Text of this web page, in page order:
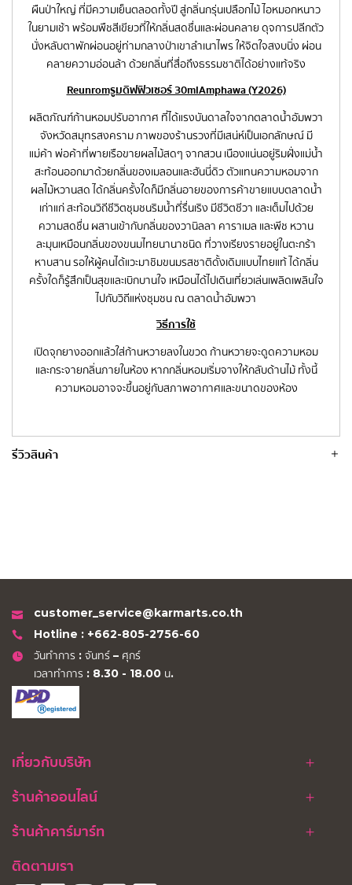
ผืนป่าใหญ่ ที่มีความเย็นตลอดทั้งปี สู่กลิ่นกรุ่นเปลือกไม้ ไอหมอกหนาว
ในยามเช้า พร้อมพืชสีเขียวที่ให้กลิ่นสดชื่นและผ่อนคลาย ดุจการปลีกตัว
นั่งหลับตาพักผ่อนอยู่ท่ามกลางป่าเขาลำเนาไพร ให้จิตใจสงบนิ่ง ผ่อน
คลายความอ่อนล้า ด้วยกลิ่นที่สื่อถึงธรรมชาติได้อย่างแท้จริง
Reunrom รูมดิฟฟิวเซอร์ 30ml Amphawa (Y2026)
ผลิตภัณฑ์ก้านหอมปรับอากาศ ที่ได้แรงบันดาลใจจากตลาดน้ำอัมพวา
จังหวัดสมุทรสงคราม ภาพของร้านรวงที่มีเสน่ห์เป็นเอกลักษณ์ มี
แม่ค้า พ่อค้าที่พายเรือขายผลไม้สดๆ จากสวน เนืองแน่นอยู่ริมฝั่งแม่น้ำ
สะท้อนออกมาด้วยกลิ่นของเมลอนและฮันนี่ดิว ตัวแทนความหอมจาก
ผลไม้หวานสด ได้กลิ่นครั้งใดก็มีกลิ่นอายของการค้าขายแบบตลาดน้ำ
เก่าแก่ สะท้อนวิถีชีวิตชุมชนริมน้ำที่รื่นเริง มีชีวิตชีวา และเต็มไปด้วย
ความสดชื่น ผสานเข้ากับกลิ่นของวานิลลา คาราเมล และพีช หวาน
ละมุนเหมือนกลิ่นของขนมไทยนานาชนิด ที่วางเรียงรายอยู่ในตะกร้า
หาบสาน รอให้ผู้คนได้แวะมาชิมขนมรสชาติดั้งเดิมแบบไทยแท้ ได้กลิ่น
ครั้งใดก็รู้สึกเป็นสุขและเบิกบานใจ เหมือนได้ไปเดินเที่ยวเล่นเพลิดเพลินใจ
ไปกับวิถีแห่งชุมชน ณ ตลาดน้ำอัมพวา
วิธีการใช้
เปิดจุกยางออกแล้วใส่ก้านหวายลงในขวด ก้านหวายจะดูดความหอม
และกระจายกลิ่นภายในห้อง หากกลิ่นหอมเริ่มจางให้กลับด้านไม้ ทั้งนี้
ความหอมอาจจะขึ้นอยู่กับสภาพอากาศและขนาดของห้อง
รีวิวสินค้า
customer_service@karmarts.co.th
Hotline : +662-805-2756-60
วันทำการ : จันทร์ – ศุกร์
เวลาทำการ : 8.30 - 18.00 น.
เกี่ยวกับบริษัท
ร้านค้าออนไลน์
ร้านค้าคาร์มาร์ท
ติดตามเรา